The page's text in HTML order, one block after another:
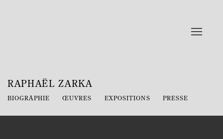
RAPHAËL ZARKA
BIOGRAPHIE ŒUVRES EXPOSITIONS PRESSE